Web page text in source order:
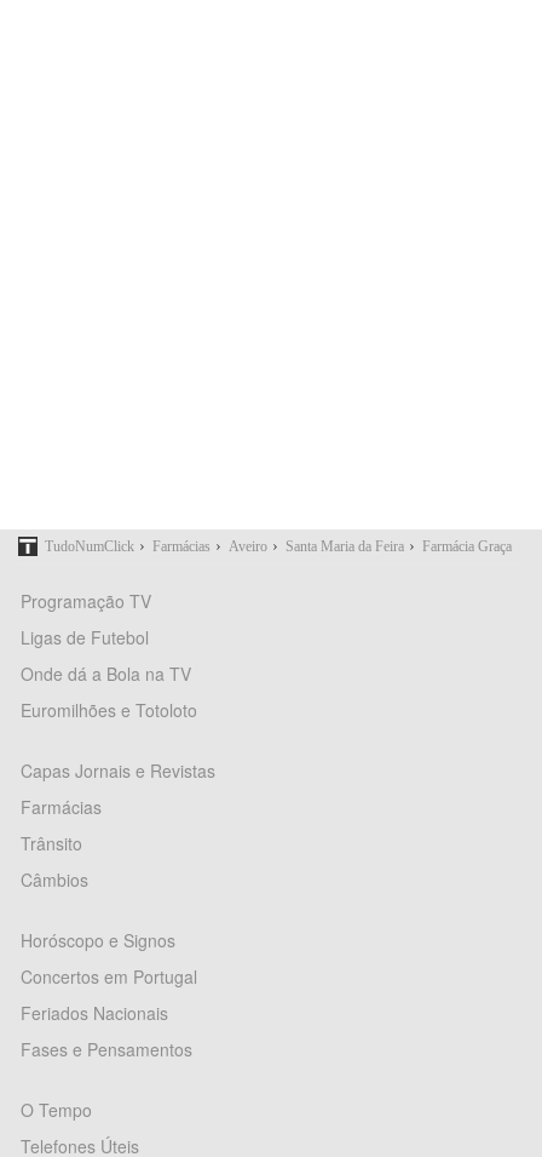
TudoNumClick › Farmácias › Aveiro › Santa Maria da Feira › Farmácia Graça
Programação TV
Ligas de Futebol
Onde dá a Bola na TV
Euromilhões e Totoloto
Capas Jornais e Revistas
Farmácias
Trânsito
Câmbios
Horóscopo e Signos
Concertos em Portugal
Feriados Nacionais
Fases e Pensamentos
O Tempo
Telefones Úteis